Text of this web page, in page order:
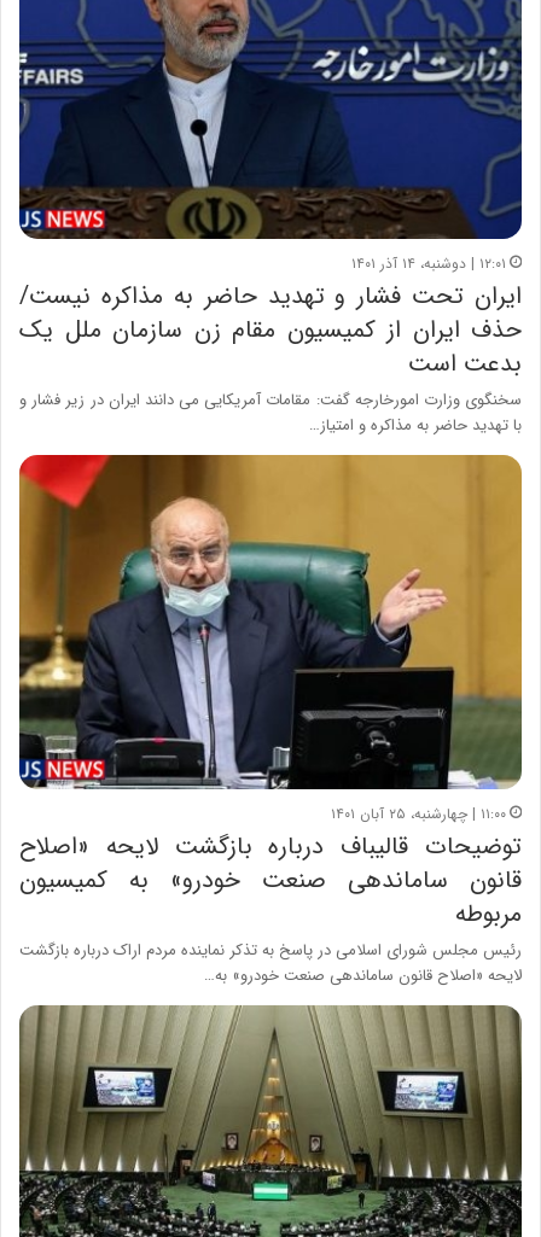
۱۲:۰۱ | دوشنبه، ۱۴ آذر ۱۴۰۱
ایران تحت فشار و تهدید حاضر به مذاکره نیست/
حذف ایران از کمیسیون مقام زن سازمان ملل یک
بدعت است
سخنگوی وزارت امورخارجه گفت: مقامات آمریکایی می دانند ایران در زیر فشار و
با تهدید حاضر به مذاکره و امتیاز…
۱۱:۰۰ | چهارشنبه، ۲۵ آبان ۱۴۰۱
توضیحات قالیباف درباره بازگشت لایحه «اصلاح
قانون ساماندهی صنعت خودرو» به کمیسیون
مربوطه
رئیس مجلس شورای اسلامی در پاسخ به تذکر نماینده مردم اراک درباره بازگشت
لایحه «اصلاح قانون ساماندهی صنعت خودرو» به…